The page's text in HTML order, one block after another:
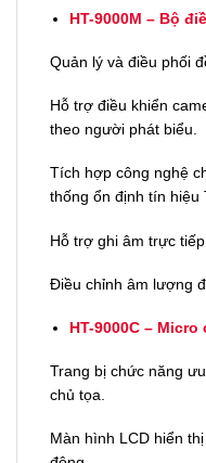
HT-9000M – Bộ
Quản lý và điều phối
Hỗ trợ điều khiển
theo người phát biểu.
Tích hợp công nghệ
thống ổn định tín hiệu
Hỗ trợ ghi âm trực
Điều chỉnh âm lượng
HT-9000C –
Trang bị chức năng
chủ tọa.
Màn hình LCD hiển